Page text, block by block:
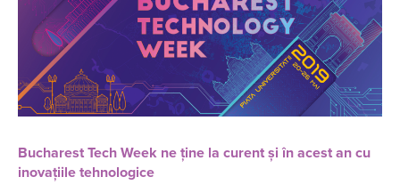
Bucharest Tech Week ne ține la curent și în acest an cu
inovațiile tehnologice